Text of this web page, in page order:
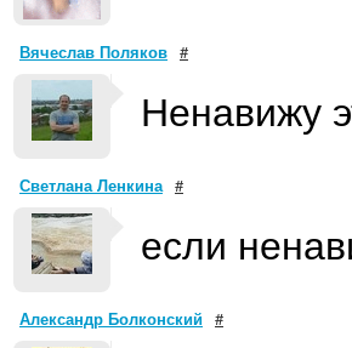
Вячеслав Поляков #
Ненавижу
Светлана Ленкина #
если
Александр Болконский #